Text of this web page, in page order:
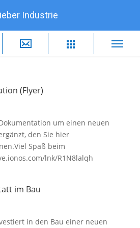
(Flyer)
um einen neuen
den Sie hier
Spaß beim
lnk/R1N8lalqh
im Bau
in den Bau einer neuen
Industrie